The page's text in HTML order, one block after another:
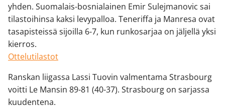
yhden. Suomalais-bosnialainen Emir Sulejmanovic sai
tilastoihinsa kaksi levypalloa. Teneriffa ja Manresa ovat
tasapisteissä sijoilla 6-7, kun runkosarjaa on jäljellä yksi
kierros.
Ottelutilastot
Ranskan liigassa Lassi Tuovin valmentama Strasbourg
voitti Le Mansin 89-81 (40-37). Strasbourg on sarjassa
kuudentena.